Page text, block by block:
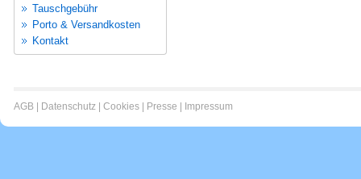
Tauschgebühr
Porto & Versandkosten
Kontakt
AGB Datenschutz Cookies Presse Impressum